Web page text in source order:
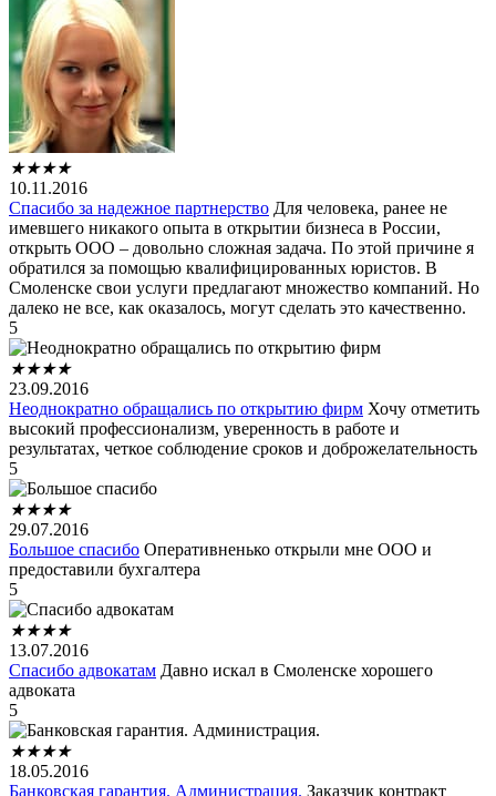
★★★★
10.11.2016
Спасибо за надежное партнерство Для человека, ранее не
имевшего никакого опыта в открытии бизнеса в России,
открыть ООО – довольно сложная задача. По этой причине я
обратился за помощью квалифицированных юристов. В
Смоленске свои услуги предлагают множество компаний. Но
далеко не все, как оказалось, могут сделать это качественно.
5
★★★★
23.09.2016
Неоднократно обращались по открытию фирм Хочу отметить
высокий профессионализм, уверенность в работе и
результатах, четкое соблюдение сроков и доброжелательность
5
★★★★
29.07.2016
Большое спасибо Оперативненько открыли мне ООО и
предоставили бухгалтера
5
★★★★
13.07.2016
Спасибо адвокатам Давно искал в Смоленске хорошего
адвоката
5
★★★★
18.05.2016
Банковская гарантия. Администрация. Заказчик контракт